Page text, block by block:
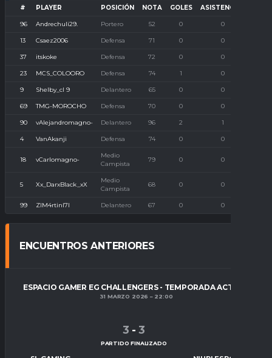
# PLAYER POSICIÓN NOTA GOLES ASISTENCIAS
96 Andrechuli29. Portero 52 0 0
13 Csaez2006 Defensa 71 0 0
37 itskoke Defensa 72 0 0
23 MCS_COLOORO Defensa 74 1 0
9 Shelby_cl 9 Delantero 65 0 0
69 TMG-MOROCHO Defensa 70 0 0
90 vAlejandromagno- Delantero 96 2 1
4 VanAkanji Defensa 74 0 0
18 vCarlomagno-
Medio
Campista
79 0 0
5 Xx_DarxBlack_xX
Medio
Campista
68 0 0
99 ZlM4rtinl7l Delantero 67 0 0
ENCUENTROS ANTERIORES
ESPACIO GAMER EG CHALLENGERS - TEMPORADA ACTUAL
31 MARZO 2026 22:00
3 - 3
PARTIDO FINALIZADO